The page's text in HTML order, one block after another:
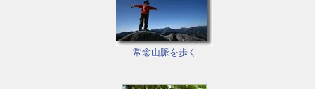
常念山脈を歩く